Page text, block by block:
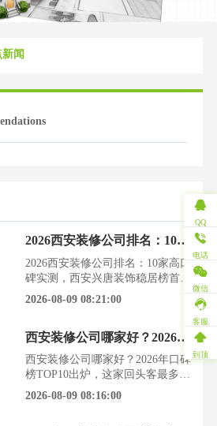
闻
2026西安装修公司排名：10家高口碑实测，西安兴唐装饰稳居榜首
2026西安装修公司排名：10家高口
碑实测，西安兴唐装饰稳居榜首装
修是场硬仗，西安的业主们一边憧
2026年，西安装饰协会最新调研数
据显示，超过70%的业主将“口
碑”和“零增项”作为选择装修公司
的首要标准，这背后是无数被坑经
历换来的教训。西安装
2026-08-09 08:21:00
西安装修公司哪家好？2026年口碑榜TOP10出炉，这家回头客最多
西安装修公司哪家好？2026年口碑
榜TOP10出炉，这家回头客最多拿
到新房钥匙的喜悦，很快就被“找
2026-08-09 08:16:00
QQ
电话
微信
客服
到顶